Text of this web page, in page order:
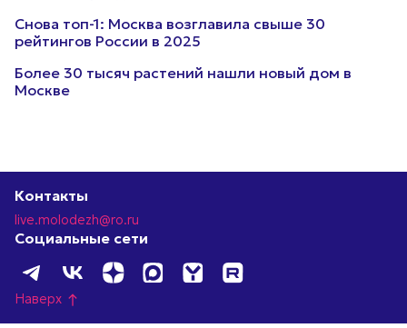
Снова топ-1: Москва возглавила свыше 30
рейтингов России в 2025
Более 30 тысяч растений нашли новый дом в
Москве
Контакты
live.molodezh@ro.ru
Социальные сети
Наверх north